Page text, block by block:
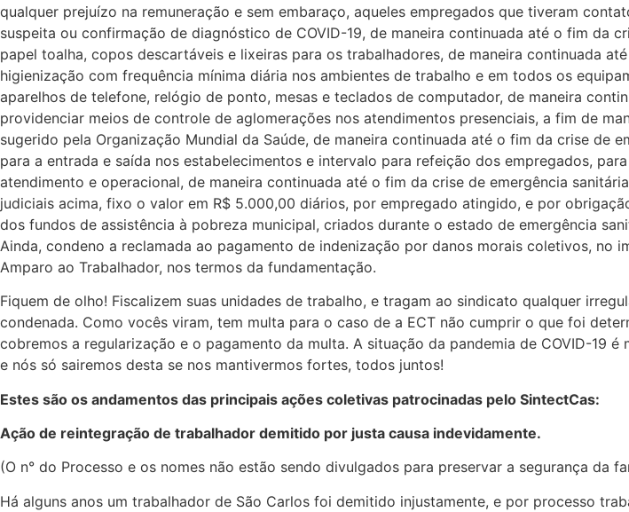
qualquer prejuízo na remuneração e sem embaraço, aqueles empregados que tiveram
suspeita ou confirmação de diagnóstico de COVID-19, de maneira continuada até o fim da
papel toalha, copos descartáveis e lixeiras para os trabalhadores, de maneira continuada
higienização com frequência mínima diária nos ambientes de trabalho e em todos os
aparelhos de telefone, relógio de ponto, mesas e teclados de computador, de maneira
providenciar meios de controle de aglomerações nos atendimentos presenciais, a fim de
sugerido pela Organização Mundial da Saúde, de maneira continuada até o fim da crise de
para a entrada e saída nos estabelecimentos e intervalo para refeição dos empregados,
atendimento e operacional, de maneira continuada até o fim da crise de emergência
judiciais acima, fixo o valor em R$ 5.000,00 diários, por empregado atingido, e por
dos fundos de assistência à pobreza municipal, criados durante o estado de emergência
Ainda, condeno a reclamada ao pagamento de indenização por danos morais coletivos, no
Amparo ao Trabalhador, nos termos da fundamentação.
Fiquem de olho! Fiscalizem suas unidades de trabalho, e tragam ao sindicato qualquer
condenada. Como vocês viram, tem multa para o caso de a ECT não cumprir o que foi
cobremos a regularização e o pagamento da multa. A situação da pandemia de COVID-19
e nós só sairemos desta se nos mantivermos fortes, todos juntos!
Estes são os andamentos das principais ações coletivas patrocinadas pelo SintectCas:
Ação de reintegração de trabalhador demitido por justa causa indevidamente.
(O n° do Processo e os nomes não estão sendo divulgados para preservar a segurança da
Há alguns anos um trabalhador de São Carlos foi demitido injustamente, e por processo